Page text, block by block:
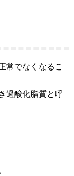
常でなくなるこ
過酸化脂質と呼